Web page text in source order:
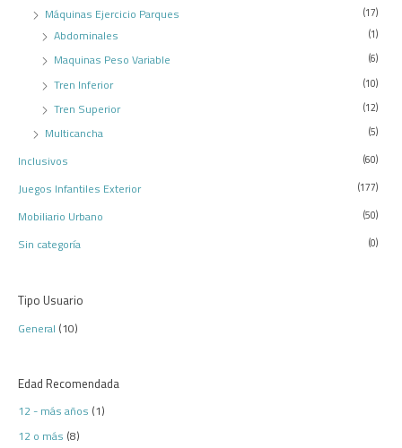
Máquinas Ejercicio Parques (17)
Abdominales (1)
Maquinas Peso Variable (6)
Tren Inferior (10)
Tren Superior (12)
Multicancha (5)
Inclusivos (60)
Juegos Infantiles Exterior (177)
Mobiliario Urbano (50)
Sin categoría (0)
Tipo Usuario
General (10)
Edad Recomendada
12 - más años (1)
12 o más (8)